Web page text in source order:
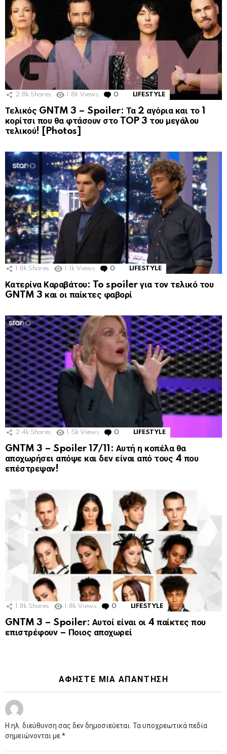
2.8k Shares 1.8k Views 0 Comments
LIFESTYLE
Τελικός GNTM 3 – Spoiler: Τα 2 αγόρια και το 1
κορίτσι που θα φτάσουν στο TOP 3 του μεγάλου
τελικού! [Photos]
1.8k Shares 1.1k Views 0 Comments
LIFESTYLE
Κατερίνα Καραβάτου: To spoiler για τον τελικό του
GNTM 3 και οι παίκτες φαβορί
2.4k Shares 1.5k Views 0 Comments
LIFESTYLE
GNTM 3 – Spoiler 17/11: Αυτή η κοπέλα θα
αποχωρήσει απόψε και δεν είναι από τους 4 που
επέστρεψαν!
1.8k Shares 1.8k Views 0 Comments
LIFESTYLE
GNTM 3 – Spoiler: Αυτοί είναι οι 4 παίκτες που
επιστρέφουν – Ποιος αποχωρεί
ΑΦΉΣΤΕ ΜΙΑ ΑΠΆΝΤΗΣΗ
Η ηλ. διεύθυνση σας δεν δημοσιεύεται. Τα υποχρεωτικά πεδία
σημειώνονται με*